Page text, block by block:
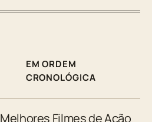
EM ORDEM
CRONOLÓGICA
Melhores Filmes de Ação